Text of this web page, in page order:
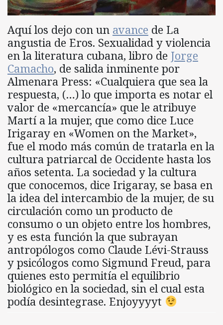
Aquí los dejo con un avance de La
angustia de Eros. Sexualidad y violencia
en la literatura cubana, libro de Jorge
Camacho, de salida inminente por
Almenara Press: «Cualquiera que sea la
respuesta, (…) lo que importa es notar el
valor de «mercancía» que le atribuye
Martí a la mujer, que como dice Luce
Irigaray en «Women on the Market»,
fue el modo más común de tratarla en la
cultura patriarcal de Occidente hasta los
años setenta. La sociedad y la cultura
que conocemos, dice Irigaray, se basa en
la idea del intercambio de la mujer, de su
circulación como un producto de
consumo o un objeto entre los hombres,
y es esta función la que subrayan
antropólogos como Claude Lévi-Strauss
y psicólogos como Sigmund Freud, para
quienes esto permitía el equilibrio
biológico en la sociedad, sin el cual esta
podía desintegrase. Enjoyyyyt